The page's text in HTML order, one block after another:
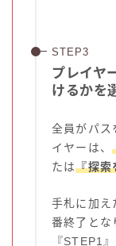
プレイヤ
けるかを
全員がパス
イヤーは、
たは『探索
手札に加え
番終了とな
『STEP1